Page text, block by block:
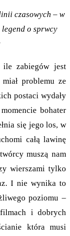
czasowych – w
o sprwcy
ile zabiegów jest
problemu ze
postaci wydały
bohater
się jego los, w
całą lawinę
muszą nam
wierszami tylko
I nie wynika to
poziomu –
i dobrych
która musi